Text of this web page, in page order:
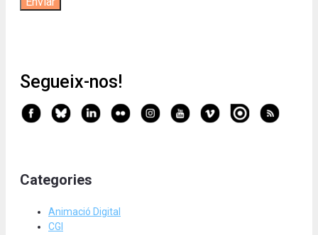
Segueix-nos!
Categories
Animació Digital
CGI